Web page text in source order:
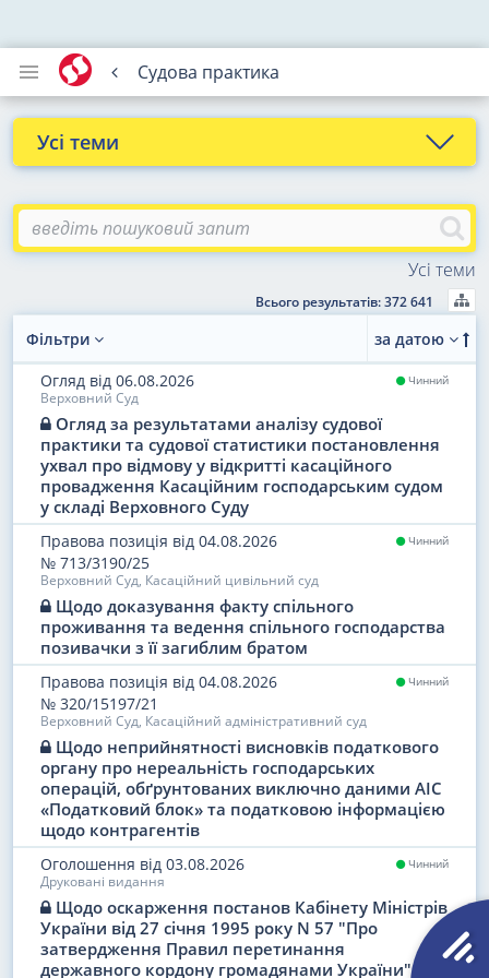
Судова практика
Усі теми
Виконавча система
Конституційне провадження
Практика Європейського суду з прав людини
Правові позиції
Узагальнююча практика
Усі теми
Всього результатів: 372 641
за датою
Фільтри
Чинний
Огляд від 06.08.2026
Верховний Суд
Огляд за результатами аналізу судової
практики та судової статистики постановлення
ухвал про відмову у відкритті касаційного
провадження Касаційним господарським судом
у складі Верховного Суду
Чинний
Правова позиція від 04.08.2026
№ 713/3190/25
Верховний Суд, Касаційний цивільний суд
Щодо доказування факту спільного
проживання та ведення спільного господарства
позивачки з її загиблим братом
Чинний
Правова позиція від 04.08.2026
№ 320/15197/21
Верховний Суд, Касаційний адміністративний суд
Щодо неприйнятності висновків податкового
органу про нереальність господарських
операцій, обґрунтованих виключно даними АІС
«Податковий блок» та податковою інформацією
щодо контрагентів
Чинний
Оголошення від 03.08.2026
Друковані видання
Щодо оскарження постанов Кабінету Міністрів
України від 27 січня 1995 року N 57 "Про
затвердження Правил перетинання
державного кордону громадянами України" та